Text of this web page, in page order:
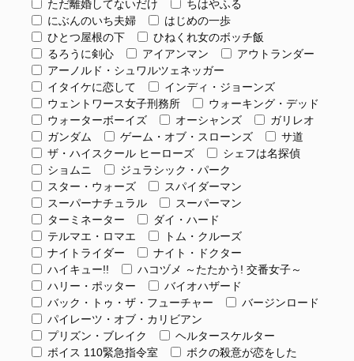
ただ離婚してないだけ
ちはやふる
にぶんのいち夫婦
はじめの一歩
ひとつ屋根の下
ひねくれ女のボッチ飯
るろうに剣心
アイアンマン
アウトランダー
アーノルド・シュワルツェネッガー
イタイケに恋して
インディ・ジョーンズ
ウェントワース女子刑務所
ウォーキング・デッド
ウォーターボーイズ
オーシャンズ
ガリレオ
ガンダム
ゲーム・オブ・スローンズ
サ道
ザ・ハイスクール ヒーローズ
シェフは名探偵
ショムニ
ジュラシック・パーク
スター・ウォーズ
スパイダーマン
スーパーナチュラル
スーパーマン
ターミネーター
ダイ・ハード
テルマエ・ロマエ
トム・クルーズ
ナイトライダー
ナイト・ドクター
ハイキュー!!
ハコヅメ ～たたかう! 交番女子～
ハリー・ポッター
バイオハザード
バック・トゥ・ザ・フューチャー
バージンロード
パイレーツ・オブ・カリビアン
プリズン・ブレイク
ヘルタースケルター
ボイス 110緊急指令室
ボクの殺意が恋をした